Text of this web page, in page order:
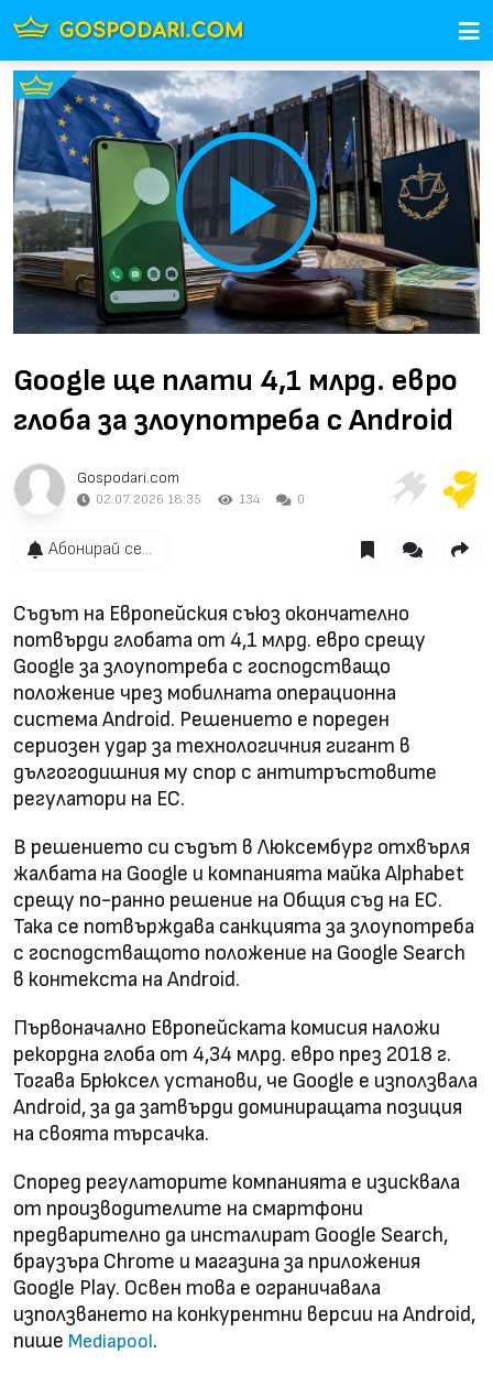
Play
Video
Google ще плати 4,1 млрд. евро
глоба за злоупотреба с Android
Gospodari.com
02.07.2026 18:35 134 0
Абонирай се...
Съдът на Европейския съюз окончателно
потвърди глобата от 4,1 млрд. евро срещу
Google за злоупотреба с господстващо
положение чрез мобилната операционна
система Android. Решението е пореден
сериозен удар за технологичния гигант в
дългогодишния му спор с антитръстовите
регулатори на ЕС.
В решението си съдът в Люксембург отхвърля
жалбата на Google и компанията майка Alphabet
срещу по-ранно решение на Общия съд на ЕС.
Така се потвърждава санкцията за злоупотреба
с господстващото положение на Google Search
в контекста на Android.
Първоначално Европейската комисия наложи
рекордна глоба от 4,34 млрд. евро през 2018 г.
Тогава Брюксел установи, че Google е използвала
Android, за да затвърди доминиращата позиция
на своята търсачка.
Според регулаторите компанията е изисквала
от производителите на смартфони
предварително да инсталират Google Search,
браузъра Chrome и магазина за приложения
Google Play. Освен това е ограничавала
използването на конкурентни версии на Android,
пише Mediapool.